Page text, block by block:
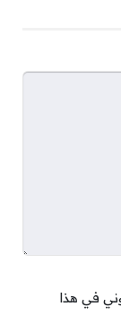
في هذا